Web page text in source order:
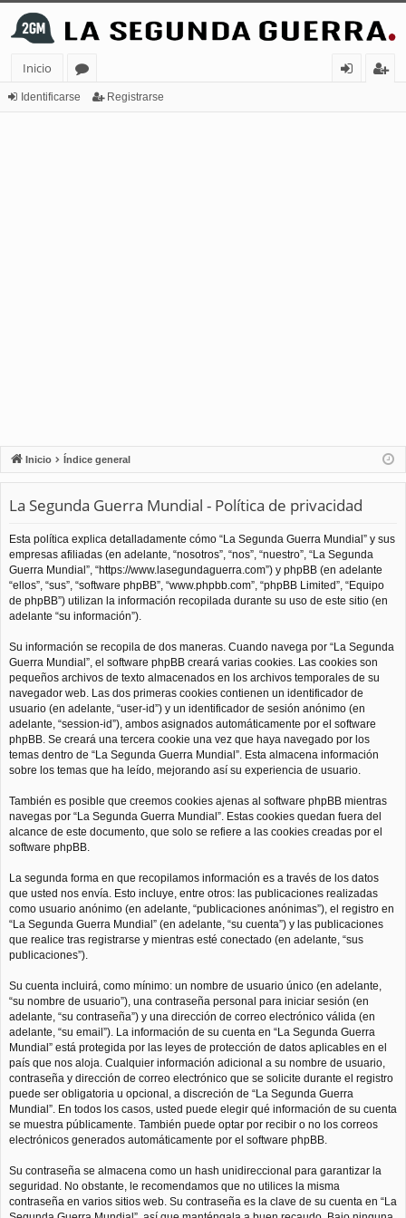
Inicio
or
Identificarse Registrarse
Inicio Índice general
La Segunda Guerra Mundial - Política de privacidad
Esta política explica detalladamente cómo “La Segunda Guerra Mundial” y sus
empresas afiliadas (en adelante, “nosotros”, “nos”, “nuestro”, “La Segunda
Guerra Mundial”, “https://www.lasegundaguerra.com”) y phpBB (en adelante
“ellos”, “sus”, “software phpBB”, “www.phpbb.com”, “phpBB Limited”, “Equipo
de phpBB”) utilizan la información recopilada durante su uso de este sitio (en
adelante “su información”).
Su información se recopila de dos maneras. Cuando navega por “La Segunda
Guerra Mundial”, el software phpBB creará varias cookies. Las cookies son
pequeños archivos de texto almacenados en los archivos temporales de su
navegador web. Las dos primeras cookies contienen un identificador de
usuario (en adelante, “user-id”) y un identificador de sesión anónimo (en
adelante, “session-id”), ambos asignados automáticamente por el software
phpBB. Se creará una tercera cookie una vez que haya navegado por los
temas dentro de “La Segunda Guerra Mundial”. Esta almacena información
sobre los temas que ha leído, mejorando así su experiencia de usuario.
También es posible que creemos cookies ajenas al software phpBB mientras
navegas por “La Segunda Guerra Mundial”. Estas cookies quedan fuera del
alcance de este documento, que solo se refiere a las cookies creadas por el
software phpBB.
La segunda forma en que recopilamos información es a través de los datos
que usted nos envía. Esto incluye, entre otros: las publicaciones realizadas
como usuario anónimo (en adelante, “publicaciones anónimas”), el registro en
“La Segunda Guerra Mundial” (en adelante, “su cuenta”) y las publicaciones
que realice tras registrarse y mientras esté conectado (en adelante, “sus
publicaciones”).
Su cuenta incluirá, como mínimo: un nombre de usuario único (en adelante,
“su nombre de usuario”), una contraseña personal para iniciar sesión (en
adelante, “su contraseña”) y una dirección de correo electrónico válida (en
adelante, “su email”). La información de su cuenta en “La Segunda Guerra
Mundial” está protegida por las leyes de protección de datos aplicables en el
país que nos aloja. Cualquier información adicional a su nombre de usuario,
contraseña y dirección de correo electrónico que se solicite durante el registro
puede ser obligatoria u opcional, a discreción de “La Segunda Guerra
Mundial”. En todos los casos, usted puede elegir qué información de su cuenta
se muestra públicamente. También puede optar por recibir o no los correos
electrónicos generados automáticamente por el software phpBB.
Su contraseña se almacena como un hash unidireccional para garantizar la
seguridad. No obstante, le recomendamos que no utilices la misma
contraseña en varios sitios web. Su contraseña es la clave de su cuenta en “La